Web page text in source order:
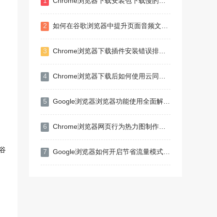
2 如何在谷歌浏览器中提升页面音频文件的加载效率
3 Chrome浏览器下载插件安装错误排查步骤
4 Chrome浏览器下载后如何使用云同步功能
5 Google浏览器浏览器功能使用全面解析教程
6 Chrome浏览器网页行为热力图制作全流程解析
7 Google浏览器如何开启节省流量模式适合低网速用户